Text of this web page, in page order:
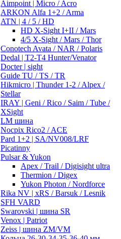
Aimpoint | Micro / Acro
ARKON Alfa 1+2 / Arma
ATN | 4 / 5 / HD
HD X-Sight I+II / Mars
4/5 X-Sight / Mars / Thor
Conotech Avata / NAR / Polaris
Dedal | T2-T4 Hunter/Venator
Docter | sight
Guide TU / TS / TR
Hikmicro | Thunder 1-2 / Alpex /
Stellar
IRAY | Geni / Rico / Saim / Tube /
XSight
LM шина
Nocpix Rico2 / ACE
Pard 1+2 | SA/NV008/LRF
Picatinny
Pulsar & Yukon
Apex / Trail / Digisight ultra
Thermion / Digex
Yukon Photon / Nordforce
Rika NV | xRS / Barsuk / Lesnik
SFH VARD
Swarovski | шина SR
Venox | Patriot
Zeiss | шина ZM/VM